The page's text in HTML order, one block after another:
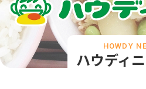
ハウディ
HOWDY